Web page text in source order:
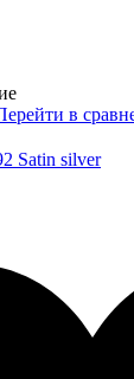
в
Satin silver